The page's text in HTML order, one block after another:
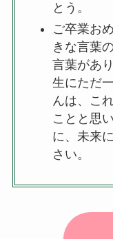
とう。
ご卒業お
きな言葉
言葉があ
生にただ
んは、こ
ことと思
に、未来
さい。